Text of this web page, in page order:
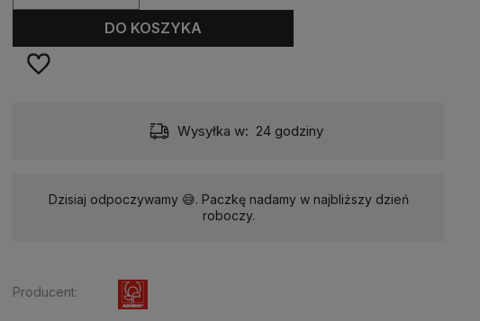
DO KOSZYKA
Wysyłka w: 24 godziny
Dzisiaj odpoczywamy 😅. Paczkę nadamy w najbliższy dzień
roboczy.
Producent: